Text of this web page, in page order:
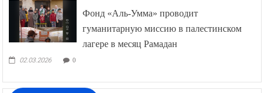
Фонд «Аль-Умма» проводит
гуманитарную миссию в палестинском
лагере в месяц Рамадан
02.03.2026 0